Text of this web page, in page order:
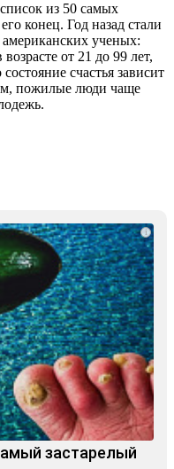
из 50 самых
конец. Год назад стали
американских ученых:
от 21 до 99 лет,
счастья зависит
пожилые люди чаще
i
застарелый